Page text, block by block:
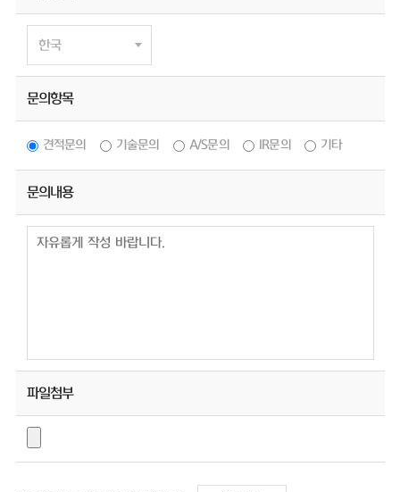
문의항목
견적문의 기술문의 A/S문의 IR문의 기타
문의내용
파일첨부